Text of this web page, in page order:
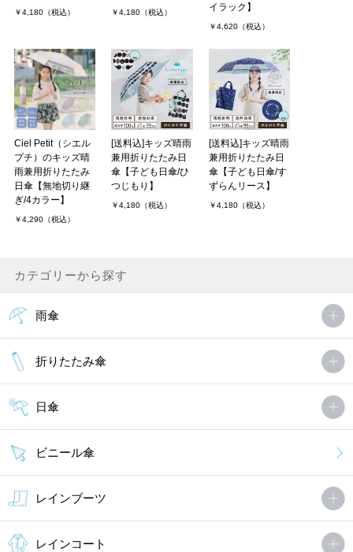
￥4,180（税込） ￥4,180（税込）
イラック】
￥4,620（税込）
Ciel Petit（シエル
プチ）のキッズ晴
雨兼用折りたたみ
日傘【無地切り継
ぎ/4カラー】
￥4,290（税込）
[送料込]キッズ晴雨
兼用折りたたみ日
傘【子ども日傘/ひ
つじもり】
￥4,180（税込）
[送料込]キッズ晴雨
兼用折りたたみ日
傘【子ども日傘/す
ずらんリース】
￥4,180（税込）
カテゴリーから探す
雨傘
折りたたみ傘
日傘
ビニール傘
レインブーツ
レインコート